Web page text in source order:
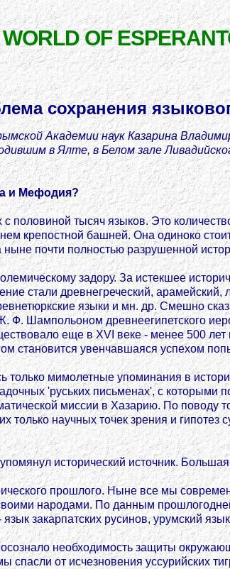
OF
сохранения
Академии наук Казарина
в Ялте, в Белом зале
и Мефодия?
тысяч языков. Это
крепостной башней. Она одиноко
почти полностью разрушенной
задору. За истекшее
стали древнегреческий, арамейский,
языки и мн. др. Смешно
Шампольоном древнеегипетского
еще в XVI веке - менее 500 лет
становится увенчавшаяся успехом
только мимолетные упоминания в
'руських письменах', с
миссии в Хазарию. По поводу
только научных точек зрения и
исторический источник.
прошлого. Ныне все мы
народами. По данным
закарпатских русинов, урумский
осознало необходимость защиты
от исчезновения уссурийских